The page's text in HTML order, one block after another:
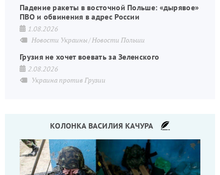
Падение ракеты в восточной Польше: «дырявое»
ПВО и обвинения в адрес России
1.08.2026
Новости Украины Новости Польши
Грузия не хочет воевать за Зеленского
2.08.2026
Украина против Грузии
КОЛОНКА ВАСИЛИЯ КАЧУРА